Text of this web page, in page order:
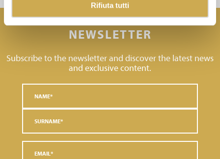
Rifiuta tutti
NEWSLETTER
Subscribe to the newsletter and discover the latest news
and exclusive content.